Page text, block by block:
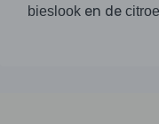
bieslook en de